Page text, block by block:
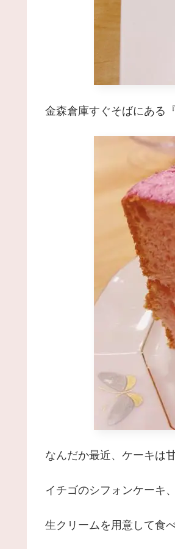
金森倉庫すぐそばにある
なんだか最近、ケーキは
イチゴのシフォンケーキ
生クリームを用意して食